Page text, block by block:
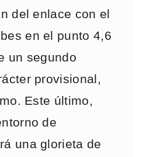
del enlace con el
en el punto 4,6
un segundo
provisional,
Este último,
de
una glorieta de